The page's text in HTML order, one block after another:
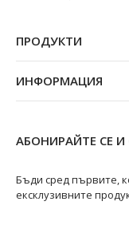
ПРОДУКТИ
Гривни
ИНФОРМАЦИЯ
Магазини
Ремонт на бижута
Видове перли
АБОНИРАЙТЕ СЕ
Бъди сред първите,
ексклузивните